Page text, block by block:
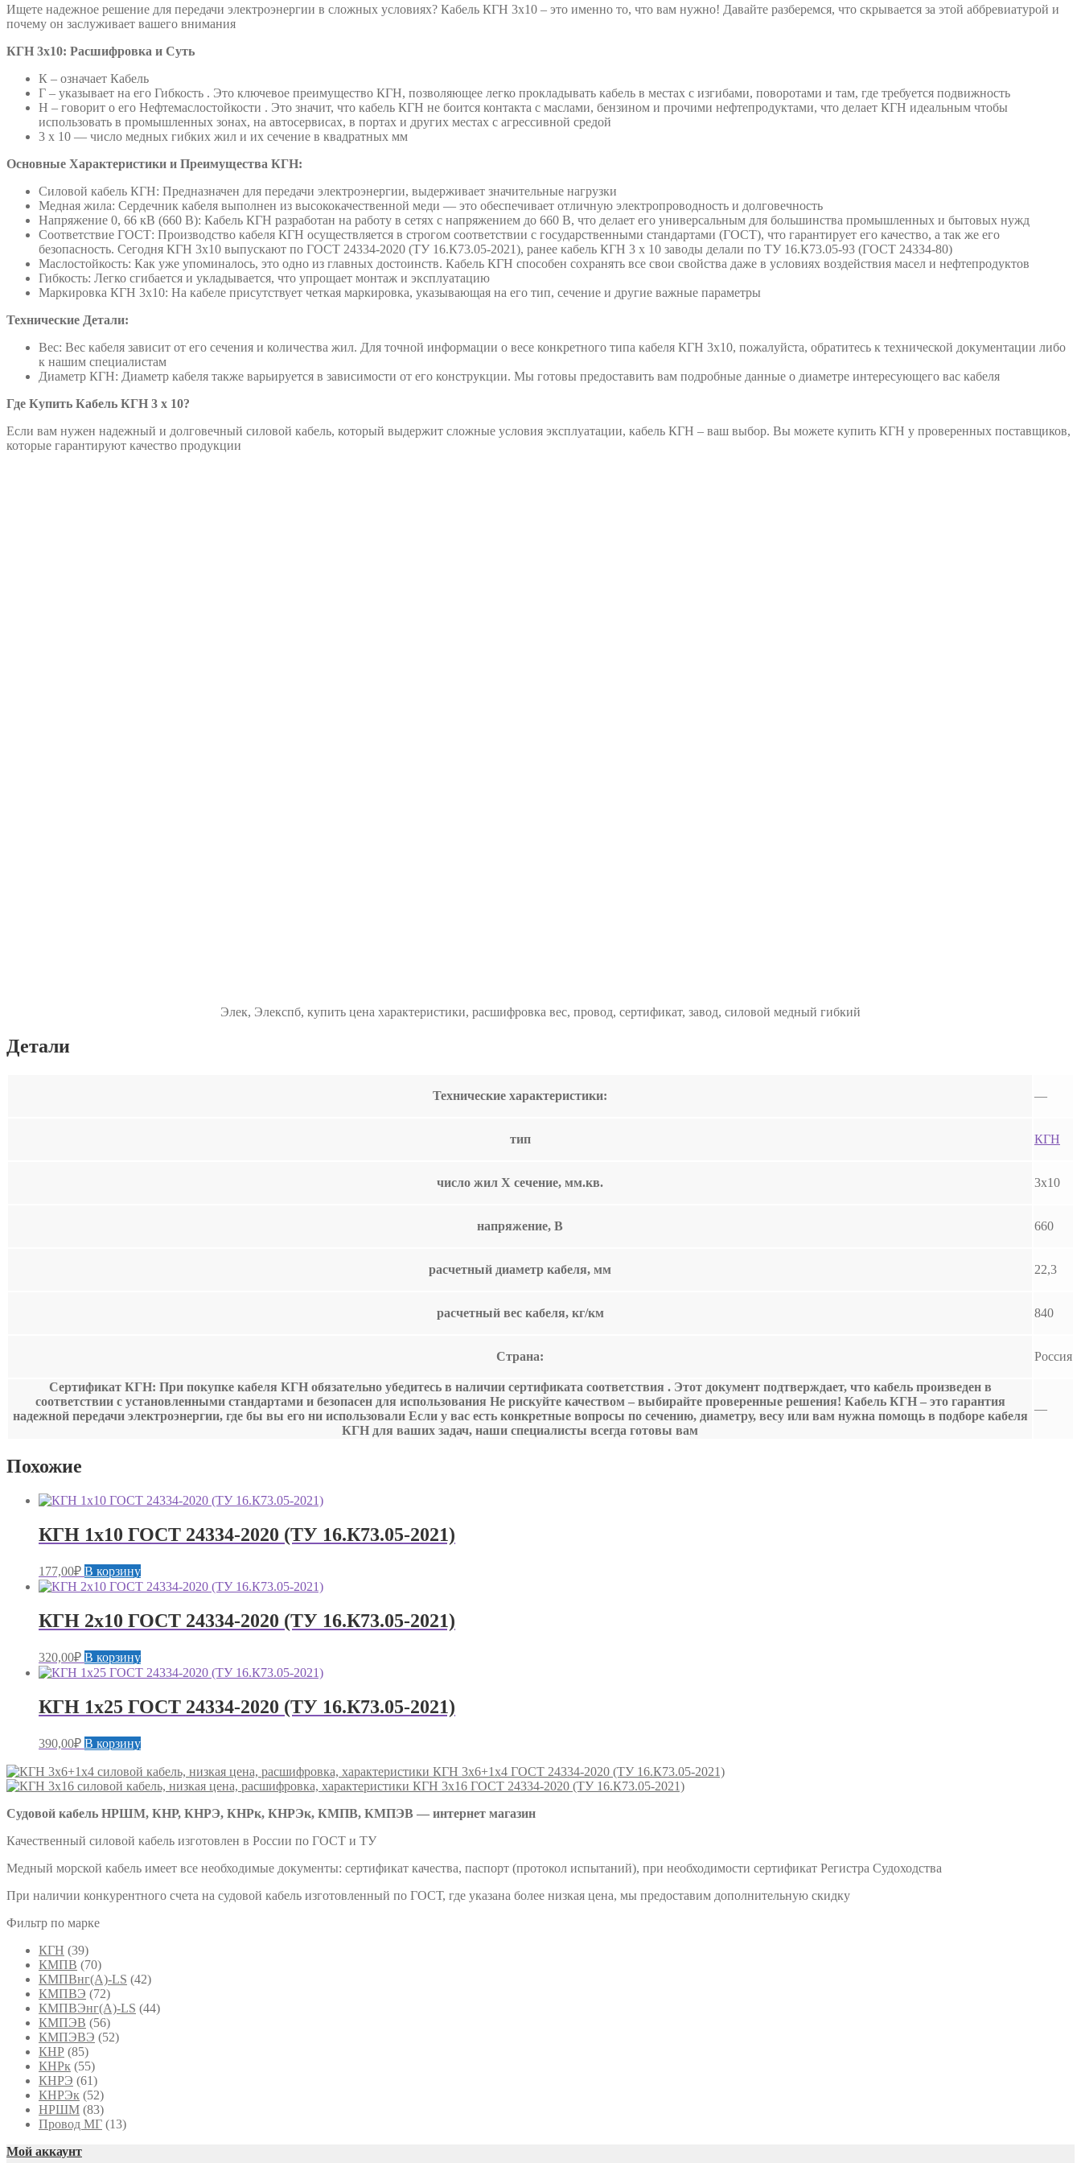
Ищете надежное решение для передачи электроэнергии в сложных условиях? Кабель КГН 3х10 – это именно то, что вам нужно! Давайте разберемся, что скрывается за этой аббревиатурой и
почему он заслуживает вашего внимания
КГН 3х10: Расшифровка и Суть
К – означает Кабель
Г – указывает на его Гибкость . Это ключевое преимущество КГН, позволяющее легко прокладывать кабель в местах с изгибами, поворотами и там, где требуется подвижность
Н – говорит о его Нефтемаслостойкости . Это значит, что кабель КГН не боится контакта с маслами, бензином и прочими нефтепродуктами, что делает КГН идеальным чтобы
использовать в промышленных зонах, на автосервисах, в портах и других местах с агрессивной средой
3 х 10 — число медных гибких жил и их сечение в квадратных мм
Основные Характеристики и Преимущества КГН:
Силовой кабель КГН: Предназначен для передачи электроэнергии, выдерживает значительные нагрузки
Медная жила: Сердечник кабеля выполнен из высококачественной меди — это обеспечивает отличную электропроводность и долговечность
Напряжение 0, 66 кВ (660 В): Кабель КГН разработан на работу в сетях с напряжением до 660 В, что делает его универсальным для большинства промышленных и бытовых нужд
Соответствие ГОСТ: Производство кабеля КГН осуществляется в строгом соответствии с государственными стандартами (ГОСТ), что гарантирует его качество, а так же его
безопасность. Сегодня КГН 3х10 выпускают по ГОСТ 24334-2020 (ТУ 16.К73.05-2021), ранее кабель КГН 3 х 10 заводы делали по ТУ 16.К73.05-93 (ГОСТ 24334-80)
Маслостойкость: Как уже упоминалось, это одно из главных достоинств. Кабель КГН способен сохранять все свои свойства даже в условиях воздействия масел и нефтепродуктов
Гибкость: Легко сгибается и укладывается, что упрощает монтаж и эксплуатацию
Маркировка КГН 3х10: На кабеле присутствует четкая маркировка, указывающая на его тип, сечение и другие важные параметры
Технические Детали:
Вес: Вес кабеля зависит от его сечения и количества жил. Для точной информации о весе конкретного типа кабеля КГН 3х10, пожалуйста, обратитесь к технической документации либо
к нашим специалистам
Диаметр КГН: Диаметр кабеля также варьируется в зависимости от его конструкции. Мы готовы предоставить вам подробные данные о диаметре интересующего вас кабеля
Где Купить Кабель КГН 3 х 10?
Если вам нужен надежный и долговечный силовой кабель, который выдержит сложные условия эксплуатации, кабель КГН – ваш выбор. Вы можете купить КГН у проверенных поставщиков,
которые гарантируют качество продукции
Элек, Элекспб, купить цена характеристики, расшифровка вес, провод, сертификат, завод, силовой медный гибкий
Детали
Технические характеристики: —
тип КГН
число жил Х сечение, мм.кв. 3х10
напряжение, В 660
расчетный диаметр кабеля, мм 22,3
расчетный вес кабеля, кг/км 840
Страна: Россия
Сертификат КГН: При покупке кабеля КГН обязательно убедитесь в наличии сертификата соответствия . Этот документ подтверждает, что кабель произведен в
соответствии с установленными стандартами и безопасен для использования Не рискуйте качеством – выбирайте проверенные решения! Кабель КГН – это гарантия
надежной передачи электроэнергии, где бы вы его ни использовали Если у вас есть конкретные вопросы по сечению, диаметру, весу или вам нужна помощь в подборе кабеля
КГН для ваших задач, наши специалисты всегда готовы вам
—
Похожие
КГН 1х10 ГОСТ 24334-2020 (ТУ 16.К73.05-2021)
177,00₽ В корзину
КГН 2х10 ГОСТ 24334-2020 (ТУ 16.К73.05-2021)
320,00₽ В корзину
КГН 1х25 ГОСТ 24334-2020 (ТУ 16.К73.05-2021)
390,00₽ В корзину
КГН 3х6+1х4 ГОСТ 24334-2020 (ТУ 16.К73.05-2021)
КГН 3х16 ГОСТ 24334-2020 (ТУ 16.К73.05-2021)
Судовой кабель НРШМ, КНР, КНРЭ, КНРк, КНРЭк, КМПВ, КМПЭВ — интернет магазин
Качественный силовой кабель изготовлен в России по ГОСТ и ТУ
Медный морской кабель имеет все необходимые документы: сертификат качества, паспорт (протокол испытаний), при необходимости сертификат Регистра Судоходства
При наличии конкурентного счета на судовой кабель изготовленный по ГОСТ, где указана более низкая цена, мы предоставим дополнительную скидку
Фильтр по марке
КГН (39)
КМПВ (70)
КМПВнг(А)-LS (42)
КМПВЭ (72)
КМПВЭнг(А)-LS (44)
КМПЭВ (56)
КМПЭВЭ (52)
КНР (85)
КНРк (55)
КНРЭ (61)
КНРЭк (52)
НРШМ (83)
Провод МГ (13)
Мой аккаунт